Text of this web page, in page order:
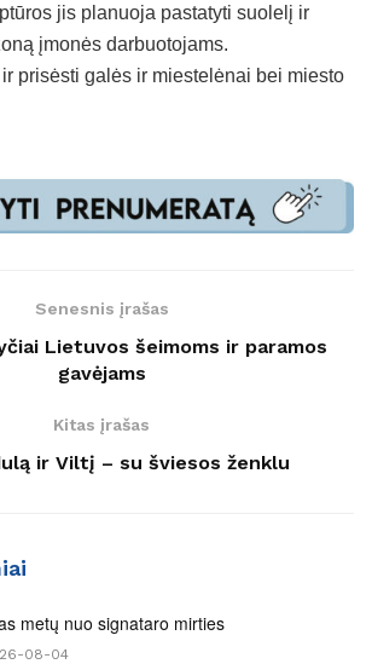
jis planuoja pastatyti suolelį ir
įmonės darbuotojams.
prisėsti galės ir miestelėnai bei miesto
Senesnis įrašas
Lietuvos šeimoms ir paramos
gavėjams
Kitas įrašas
ir Viltį – su šviesos ženklu
metų nuo signataro mirties
08-04